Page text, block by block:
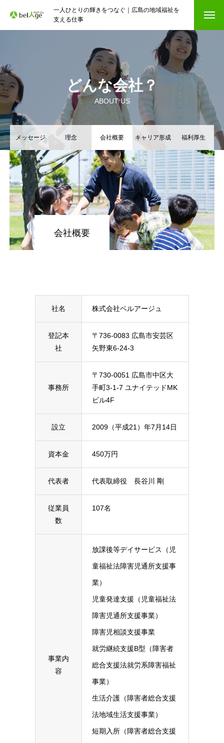
一人ひとりの輝きをつなぐ｜広島の地域福祉を
支える仕事
どんな会社？
ABOUT US
メッセージ 理念 会社概要 キャリア形成 福利厚生
会社概要
社名 株式会社ベルアージュ
登記本
社
〒736-0083 広島市安芸区
矢野東6-24-3
事務所
〒730-0051 広島市中区大
手町3-1-7 ユナイテッドMK
ビル4F
設立 2009（平成21）年7月14日
資本金 450万円
代表者 代表取締役 長谷川 剛
従業員
数
107名
事業内
容
放課後等デイサービス（児
童福祉法障害児通所支援事
業）
児童発達支援（児童福祉法
障害児通所支援事業）
障害児相談支援事業
就労継続支援B型（障害者
総合支援法就労系障害福祉
事業）
生活介護（障害者総合支援
法地域生活支援事業）
短期入所（障害者総合支援